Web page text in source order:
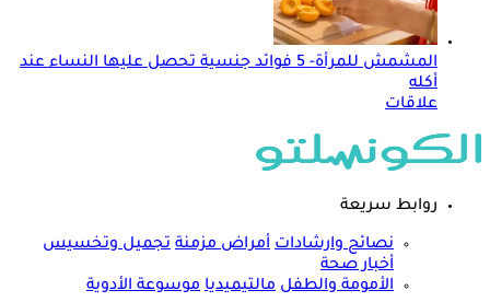
المشمش للمرأة- 5 فوائد جنسية تحصل عليها النساء عند
أكله
علاقات
روابط سريعة
نصائح وارشادات أمراض مزمنة تجميل وتخسيس
أخبار صحة
الأمومة والطفل مالتيميديا موسوعة الأدوية